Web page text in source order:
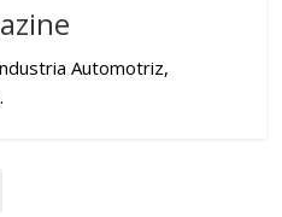
Automotriz,